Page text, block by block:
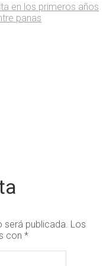
en los primeros años
panas
publicada. Los
con *